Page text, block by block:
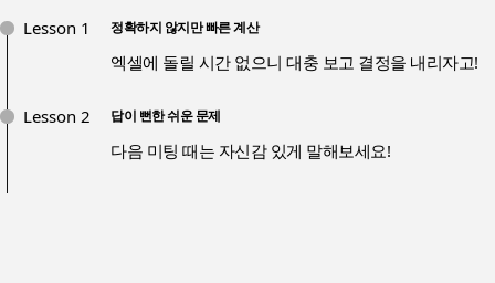
Lesson 1 정확하지 않지만 빠른 계산
엑셀에 돌릴 시간 없으니 대충 보고 결정을 내리자고!
Lesson 2 답이 뻔한 쉬운 문제
다음 미팅 때는 자신감 있게 말해보세요!